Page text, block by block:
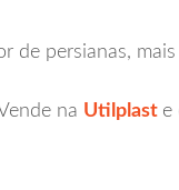
de persianas,
na Utilplast e